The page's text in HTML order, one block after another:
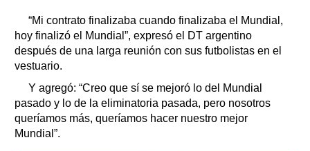
“Mi contrato finalizaba cuando finalizaba el Mundial,
hoy finalizó el Mundial”, expresó el DT argentino
después de una larga reunión con sus futbolistas en el
vestuario.
Y agregó: “Creo que sí se mejoró lo del Mundial
pasado y lo de la eliminatoria pasada, pero nosotros
queríamos más, queríamos hacer nuestro mejor
Mundial”.